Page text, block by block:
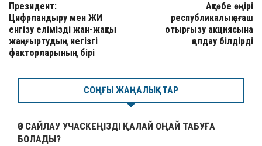
Президент:
Цифрландыру мен ЖИ
енгізу елімізді жан-жақты
жаңғыртудың негізгі
факторларының бірі
Ақтөбе өңірі
республикалық ағаш
отырғызу акциясына
қолдау білдірді
СОҢҒЫ ЖАҢАЛЫҚТАР
ӨЗ САЙЛАУ УЧАСКЕҢІЗДІ ҚАЛАЙ ОҢАЙ ТАБУҒА
БОЛАДЫ?